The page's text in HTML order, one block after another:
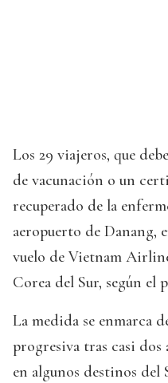
Los 29 viajeros, que
de vacunación o un
recuperado de la
aeropuerto de Danang,
vuelo de Vietnam
Corea del Sur, según el
La medida se enmarca
progresiva tras casi
en algunos destinos del